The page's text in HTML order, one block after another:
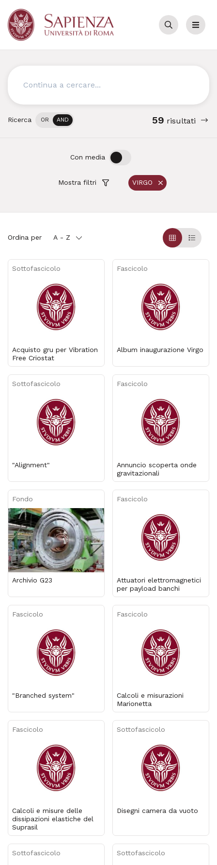
Cerca Menu
Cerca
Ricerca OR AND 59 risultati
Mostra filtri VIRGO
Con media OFF
Ordina per A - Z
GrigliaTable
Sottofascicolo
Acquisto gru per Vibration
Free Criostat
Fascicolo
Album inaugurazione Virgo
Sottofascicolo
"Alignment"
Fascicolo
Annuncio scoperta onde
gravitazionali
Fondo
Archivio G23
Fascicolo
Attuatori elettromagnetici
per payload banchi
Fascicolo
"Branched system"
Fascicolo
Calcoli e misurazioni
Marionetta
Fascicolo
Calcoli e misure delle
dissipazioni elastiche del
Suprasil
Sottofascicolo
Disegni camera da vuoto
Sottofascicolo Sottofascicolo